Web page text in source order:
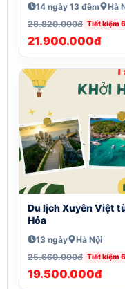
14 ngày 13 đêm
Hà
28.820.000đ Tiết kiệm
21.900.000đ
Du lịch Xuyên Việt
Hỏa
13 ngày
Hà Nội
25.660.000đ Tiết kiệm
19.500.000đ